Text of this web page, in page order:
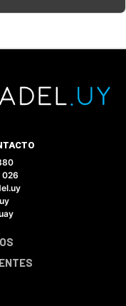
acá